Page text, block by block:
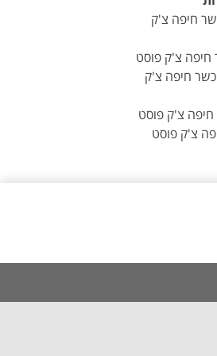
חיפה צ'ק
חיפה צ'ק פוסט
כשר חיפה צ'ק
חיפה צ'ק פוסט
צ'ק פוסט